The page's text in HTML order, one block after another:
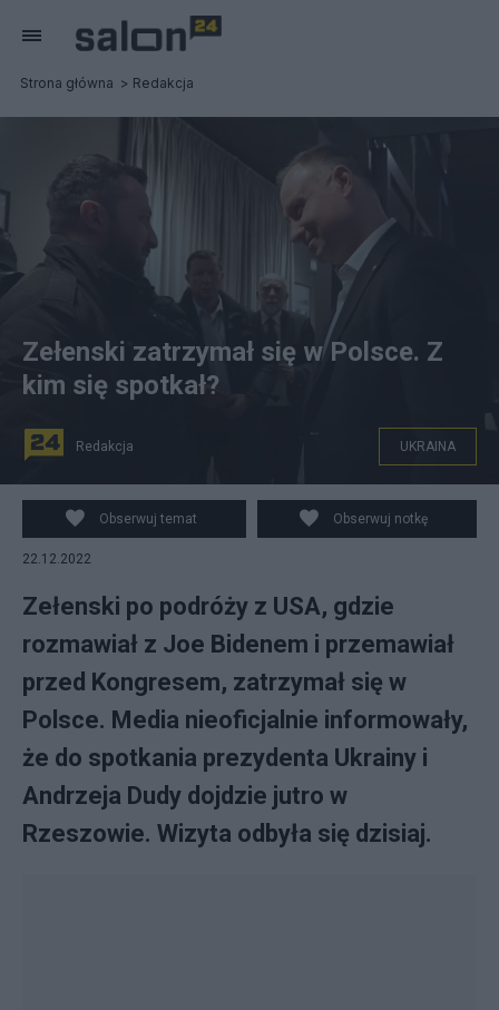
Strona główna Redakcja
Andrzej Duda i Wołodymyr Zełenski po wizycie
ukraińskiego prezydenta w USA.
Zełenski zatrzymał się w Polsce. Z
kim się spotkał?
Redakcja UKRAINA
Obserwuj temat Obserwuj notkę
22.12.2022
Zełenski po podróży z USA, gdzie
rozmawiał z Joe Bidenem i przemawiał
przed Kongresem, zatrzymał się w
Polsce. Media nieoficjalnie informowały,
że do spotkania prezydenta Ukrainy i
Andrzeja Dudy dojdzie jutro w
Rzeszowie. Wizyta odbyła się dzisiaj.